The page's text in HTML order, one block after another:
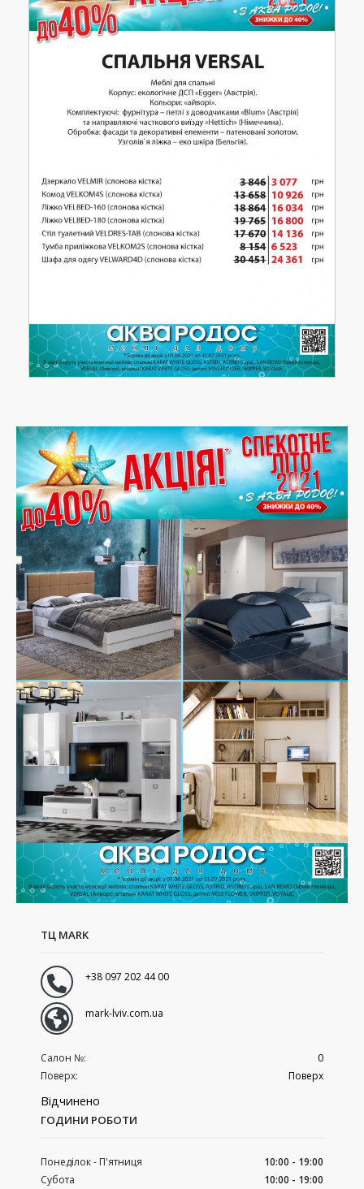
ТЦ MARK
+38 097 202 44 00
mark-lviv.com.ua
Салон №:
0
Поверх:
Поверх
Відчинено
ГОДИНИ РОБОТИ
Понеділок - П'ятниця
10:00 - 19:00
Субота
10:00 - 19:00